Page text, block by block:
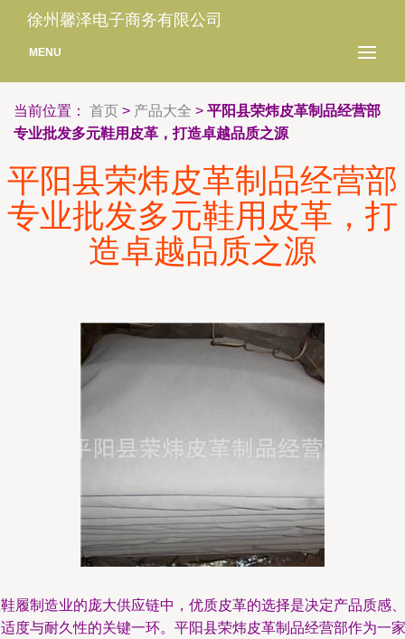
徐州馨泽电子商务有限公司
MENU
当前位置： 首页 > 产品大全 > 平阳县荣炜皮革制品经营部
专业批发多元鞋用皮革，打造卓越品质之源
平阳县荣炜皮革制品经营部
专业批发多元鞋用皮革，打
造卓越品质之源
履制造业的庞大供应链中，优质皮革的选择是决定产品质感、
度与耐久性的关键一环。平阳县荣炜皮革制品经营部作为一家